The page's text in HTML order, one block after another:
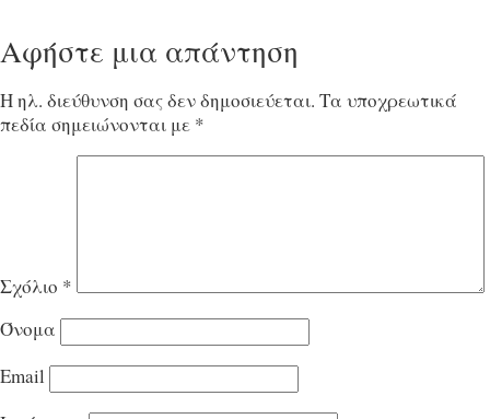
Αφήστε μια απάντηση
Η ηλ. διεύθυνση σας δεν δημοσιεύεται. Τα υποχρεωτικά
πεδία σημειώνονται με *
Σχόλιο *
Όνομα
Email